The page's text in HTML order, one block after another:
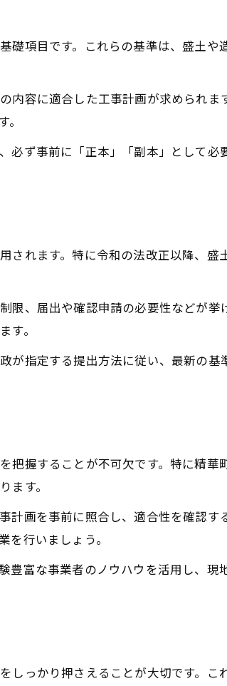
紹介
方法
意点
リスト
割とは
例
要性
礎項目です。これらの基準は、盛土や
容に適合した工事計画が求められま
ず事前に「正本」「副本」として必
されます。特に令和の法改正以降、盛
限、届出や確認申請の必要性などが挙
す。
が指定する提出方法に従い、最新の基
把握することが不可欠です。特に精華
ます。
計画を事前に照合し、適合性を確認す
行いましょう。
豊富な事業者のノウハウを活用し、現
しっかり押さえることが大切です。こ